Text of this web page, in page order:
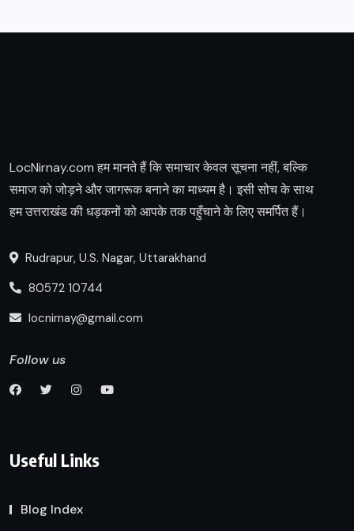
LocNirnay.com हम मानते हैं कि समाचार केवल सूचना नहीं, बल्कि
समाज को जोड़ने और जागरूक बनाने का माध्यम है। इसी सोच के साथ
हम उत्तराखंड की धड़कनों को आपके तक पहुँचाने के लिए समर्पित हैं।
Rudrapur, U.S. Nagar, Uttarakhand
80572 10744
locnirnay@gmail.com
Follow us
Useful Links
Blog Index